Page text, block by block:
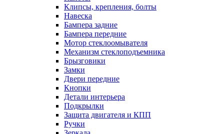
Клипсы, крепления, болты
Навеска
Бампера задние
Бампера передние
Мотор стеклоомывателя
Механизм стеклоподъемника
Брызговики
Замки
Двери передние
Кнопки
Детали интерьера
Подкрылки
Защита двигателя и КПП
Ручки